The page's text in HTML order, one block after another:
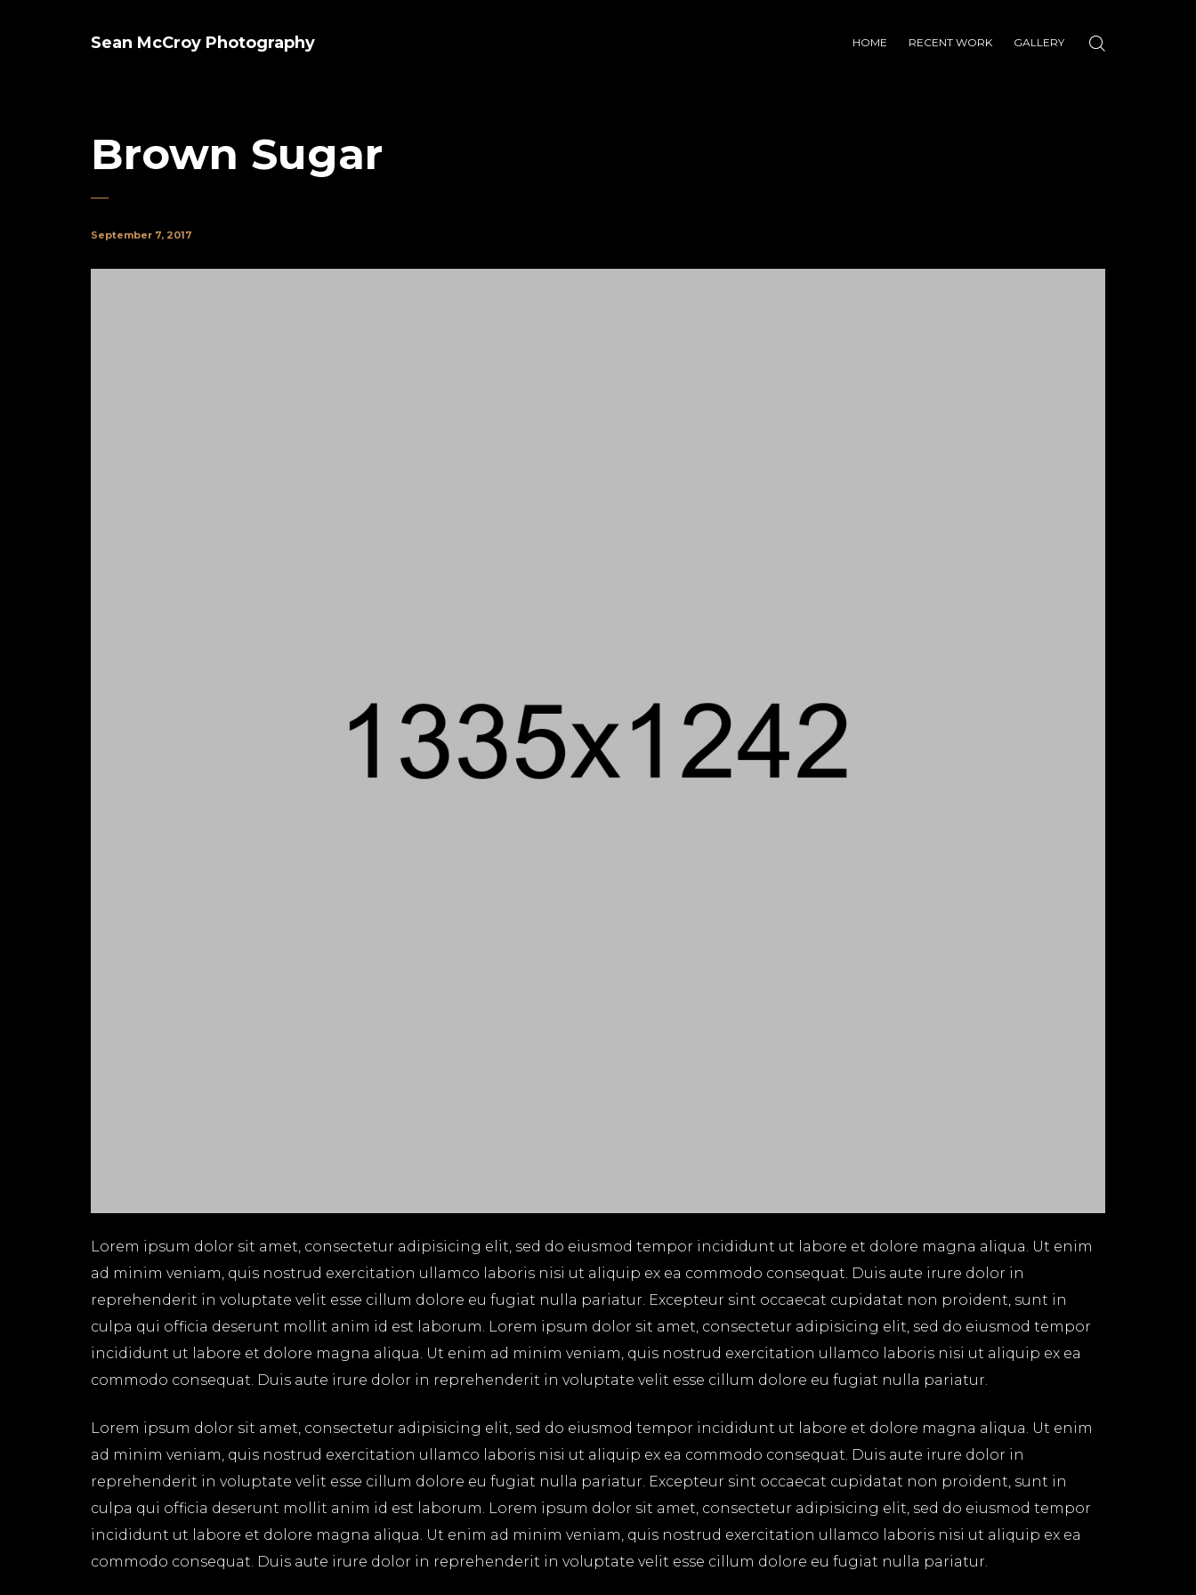
Sean McCroy Photography HOME RECENT WORK GALLERY
Brown Sugar
September 7, 2017
Lorem ipsum dolor sit amet, consectetur adipisicing elit, sed do eiusmod tempor incididunt ut labore et dolore magna aliqua. Ut enim
ad minim veniam, quis nostrud exercitation ullamco laboris nisi ut aliquip ex ea commodo consequat. Duis aute irure dolor in
reprehenderit in voluptate velit esse cillum dolore eu fugiat nulla pariatur. Excepteur sint occaecat cupidatat non proident, sunt in
culpa qui officia deserunt mollit anim id est laborum. Lorem ipsum dolor sit amet, consectetur adipisicing elit, sed do eiusmod tempor
incididunt ut labore et dolore magna aliqua. Ut enim ad minim veniam, quis nostrud exercitation ullamco laboris nisi ut aliquip ex ea
commodo consequat. Duis aute irure dolor in reprehenderit in voluptate velit esse cillum dolore eu fugiat nulla pariatur.
Lorem ipsum dolor sit amet, consectetur adipisicing elit, sed do eiusmod tempor incididunt ut labore et dolore magna aliqua. Ut enim
ad minim veniam, quis nostrud exercitation ullamco laboris nisi ut aliquip ex ea commodo consequat. Duis aute irure dolor in
reprehenderit in voluptate velit esse cillum dolore eu fugiat nulla pariatur. Excepteur sint occaecat cupidatat non proident, sunt in
culpa qui officia deserunt mollit anim id est laborum. Lorem ipsum dolor sit amet, consectetur adipisicing elit, sed do eiusmod tempor
incididunt ut labore et dolore magna aliqua. Ut enim ad minim veniam, quis nostrud exercitation ullamco laboris nisi ut aliquip ex ea
commodo consequat. Duis aute irure dolor in reprehenderit in voluptate velit esse cillum dolore eu fugiat nulla pariatur.